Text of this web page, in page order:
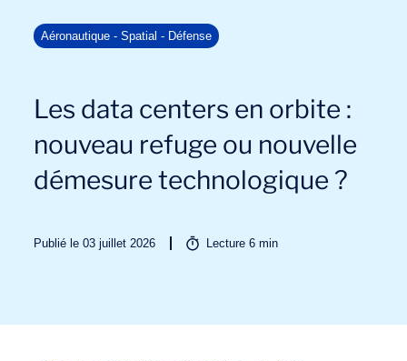
Aéronautique - Spatial - Défense
Les data centers en orbite :
nouveau refuge ou nouvelle
démesure technologique ?
Publié le 03 juillet 2026 Lecture6 min